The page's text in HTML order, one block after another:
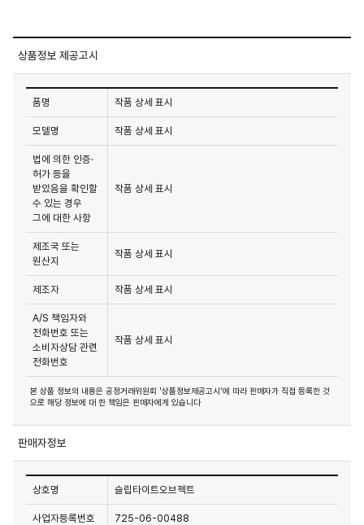
상품정보 제공고시
품명 작품 상세 표시
모델명 작품 상세 표시
법에 의한 인증·
허가 등을
받았음을 확인할
수 있는 경우
그에 대한 사항
작품 상세 표시
제조국 또는
원산지
작품 상세 표시
제조자 작품 상세 표시
A/S 책임자와
전화번호 또는
소비자상담 관련
전화번호
작품 상세 표시
본 상품 정보의 내용은 공정거래위원회 '상품정보제공고시'에 따라 판매자가 직접 등록한 것
으로 해당 정보에 대 한 책임은 판매자에게 있습니다
판매자정보
상호명 슬립타이트오브젝트
사업자등록번호 725-06-00488